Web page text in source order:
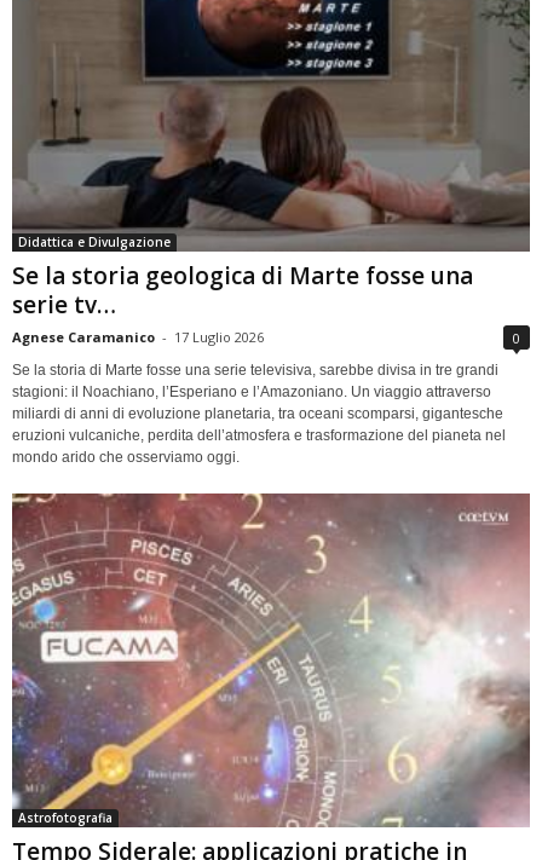
Didattica e Divulgazione
Se la storia geologica di Marte fosse una
serie tv…
Agnese Caramanico - 17 Luglio 2026 0
Se la storia di Marte fosse una serie televisiva, sarebbe divisa in tre grandi
stagioni: il Noachiano, l’Esperiano e l’Amazoniano. Un viaggio attraverso
miliardi di anni di evoluzione planetaria, tra oceani scomparsi, gigantesche
eruzioni vulcaniche, perdita dell’atmosfera e trasformazione del pianeta nel
mondo arido che osserviamo oggi.
Astrofotografia
Tempo Siderale: applicazioni pratiche in